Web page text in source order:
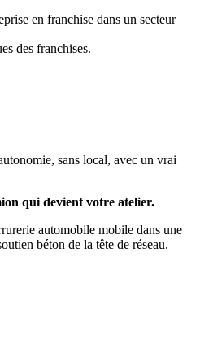
en franchise dans un secteur
des franchises.
sans local, avec un vrai
qui devient votre atelier.
automobile mobile dans une
béton de la tête de réseau.